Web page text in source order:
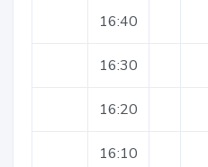
16:40
16:30
16:20
16:10